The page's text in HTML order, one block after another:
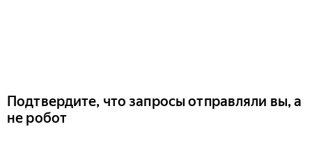
Подтвердите, что запросы отправляли вы, а
не робот